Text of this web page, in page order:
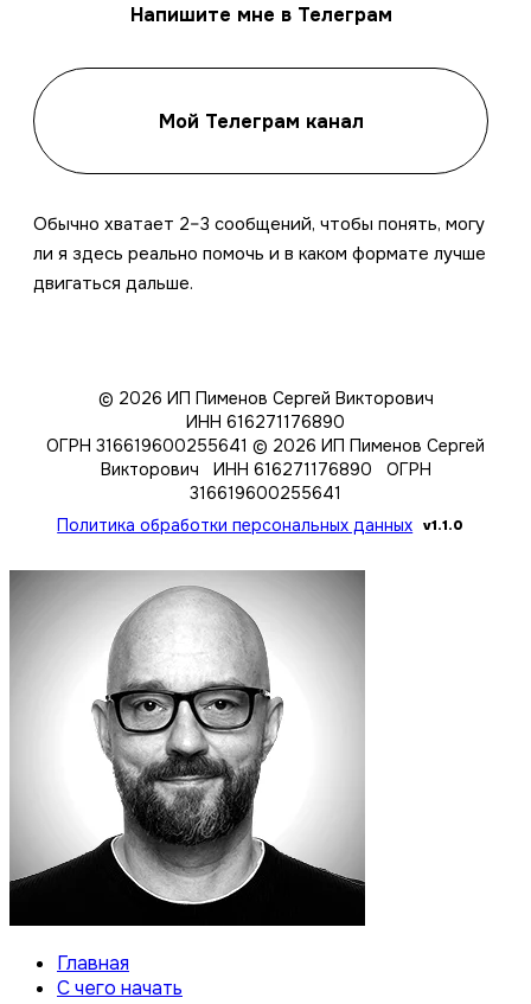
Напишите мне в Телеграм
Мой Телеграм канал
Обычно хватает 2–3 сообщений, чтобы понять, могу
ли я здесь реально помочь и в каком формате лучше
двигаться дальше.
© 2026 ИП Пименов Сергей Викторович
ИНН 616271176890
ОГРН 316619600255641 © 2026 ИП Пименов Сергей
Викторович ИНН 616271176890 ОГРН
316619600255641
Политика обработки персональных данных v1.1.0
Главная
С чего начать